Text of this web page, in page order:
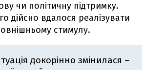
чи політичну підтримку.
дійсно вдалося реалізувати
стимулу.
докорінно змінилася –